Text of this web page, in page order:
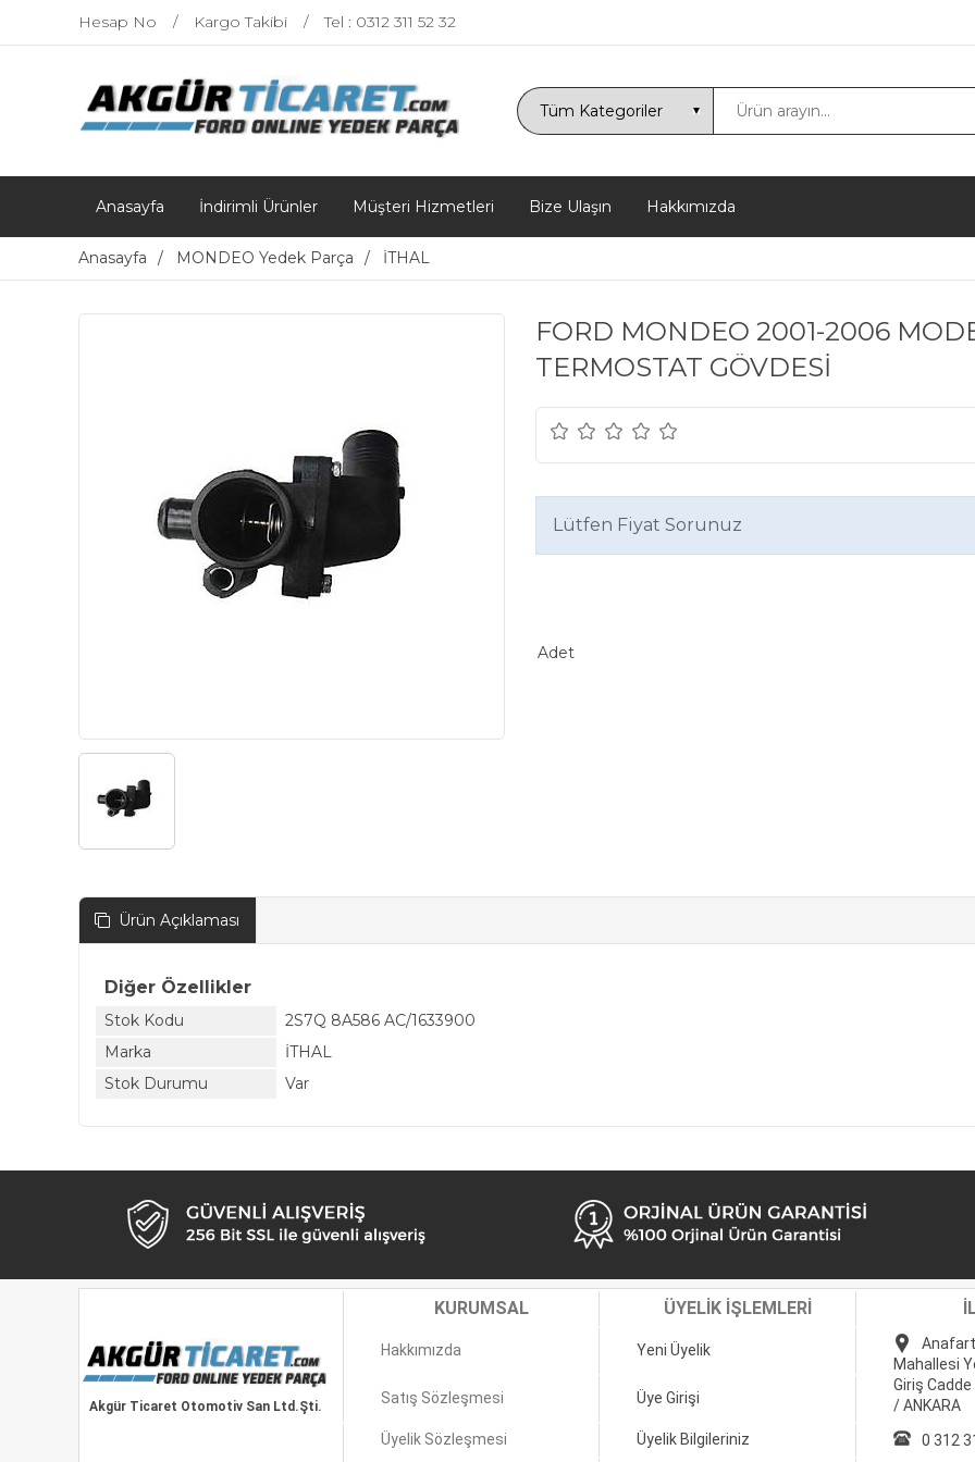
Hesap No Kargo Takibi Tel : 0312 311 52 32
Anasayfa İndirimli Ürünler Müşteri Hizmetleri Bize Ulaşın Hakkımızda
Anasayfa MONDEO Yedek Parça İTHAL
FORD MONDEO 2001-2006
TERMOSTAT GÖVDESİ
Lütfen Fiyat Sorunuz
Adet
Ürün Açıklaması
Diğer Özellikler
Stok Kodu
2S7Q 8A586 AC/1633900
Marka
İTHAL
Stok Durumu
Var
Akgür Ticaret Otomotiv San Ltd.Şti.
KURUMSAL ÜYELİK İŞLEMLERİ
Hakkımızda Yeni Üyelik
Mahallesi
Giriş
/ ANKARA
Satış Sözleşmesi Üye Girişi
Üyelik Sözleşmesi Üyelik Bilgileriniz 0 312